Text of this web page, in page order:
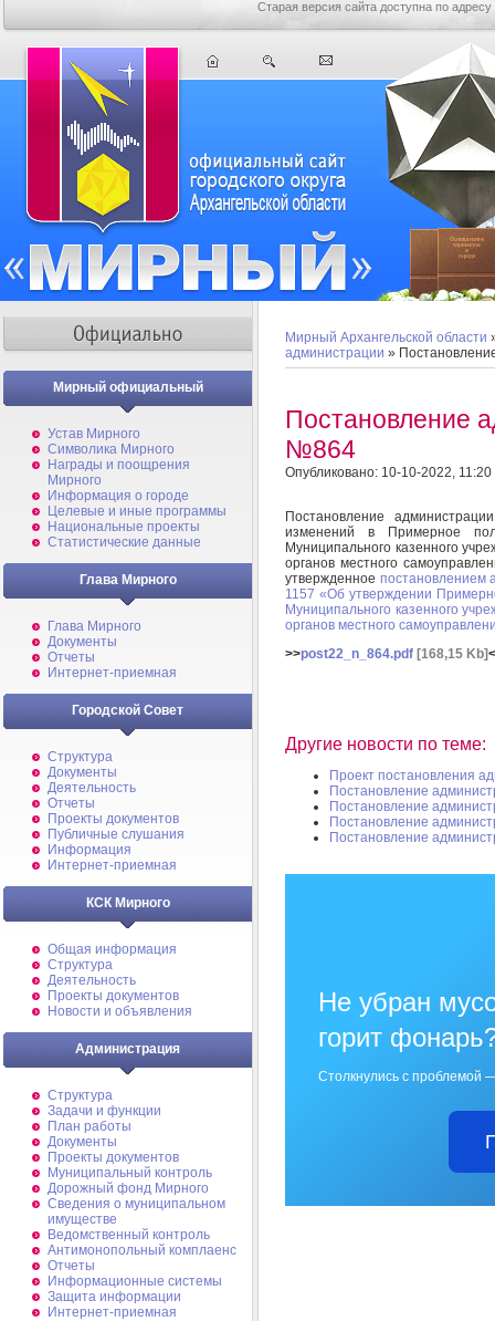
Старая версия сайта доступна по адресу
Мирный официальный
Устав Мирного
Символика Мирного
Награды и поощрения
Мирного
Информация о городе
Целевые и иные программы
Национальные проекты
Статистические данные
Глава Мирного
Глава Мирного
Документы
Отчеты
Интернет-приемная
Городской Совет
Структура
Документы
Деятельность
Отчеты
Проекты документов
Публичные слушания
Информация
Интернет-приемная
КСК Мирного
Общая информация
Структура
Деятельность
Проекты документов
Новости и объявления
Администрация
Структура
Задачи и функции
План работы
Документы
Проекты документов
Муниципальный контроль
Дорожный фонд Мирного
Cведения о муниципальном
имуществе
Ведомственный контроль
Антимонопольный комплаенс
Отчеты
Информационные системы
Защита информации
Интернет-приемная
Мирный Архангельской области
администрации »
Постановление
№864
Опубликовано: 10-10-2022, 11:20
Постановление
изменений в Примерное
Муниципального казенного
органов местного
утвержденное постановлением
1157 «Об утверждении
Муниципального казенного
органов местного
>>post22_n_864.pdf [168,15 Kb]
Другие новости по теме:
Проект постановления
Постановление
Постановление
Постановление
Постановление
Не убран
горит
Столкнулись с проблемой